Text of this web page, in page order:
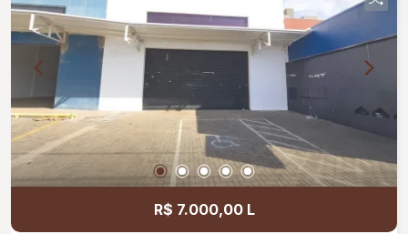
R$ 7.000,00 L